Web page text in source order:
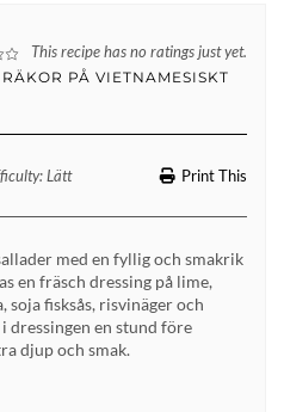
This recipe has no ratings just yet.
PÅ VIETNAMESISKT
: Lätt Print This
med en fyllig och smakrik
en fräsch dressing på lime,
soja fisksås, risvinäger och
dressingen en stund före
djup och smak.